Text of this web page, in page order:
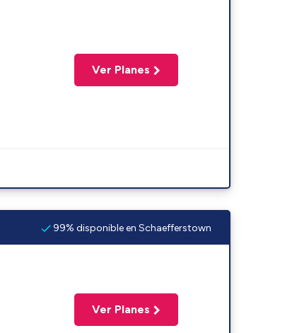
Ver Planes
99% disponible en Schaefferstown
Ver Planes